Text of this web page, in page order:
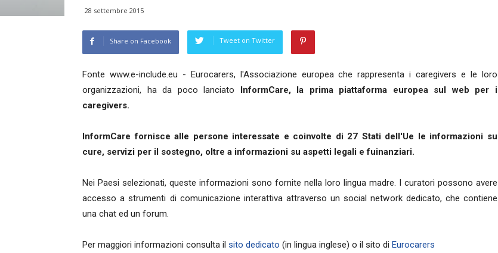
28 settembre 2015
Share on Facebook Tweet on Twitter
Fonte www.e-include.eu - Eurocarers, l'Associazione europea che rappresenta i caregivers e le loro
organizzazioni, ha da poco lanciato
InformCare, la prima piattaforma europea sul web per i
caregivers.
InformCare fornisce alle persone interessate e coinvolte di 27 Stati dell'Ue le informazioni su
cure, servizi per il sostegno, oltre a informazioni su aspetti legali e fuinanziari.
Nei Paesi selezionati, queste informazioni sono fornite nella loro lingua madre. I curatori possono avere
accesso a strumenti di comunicazione interattiva attraverso un social network dedicato, che contiene
una chat ed un forum.
Per maggiori informazioni consulta il sito dedicato (in lingua inglese) o il sito di Eurocarers